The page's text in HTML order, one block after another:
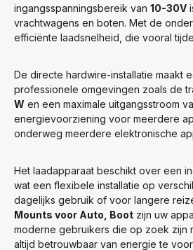
ingangsspanningsbereik van 10-30V
vrachtwagens en boten. Met de
efficiënte laadsnelheid, die vooral
De directe hardwire-installatie maakt
professionele omgevingen zoals de
W en een maximale uitgangsstroom
energievoorziening voor meerdere
onderweg meerdere elektronische
Het laadapparaat beschikt over een
wat een flexibele installatie op
dagelijks gebruik of voor langere
Mounts voor Auto, Boot zijn uw
moderne gebruikers die op zoek zijn
altijd betrouwbaar van energie te